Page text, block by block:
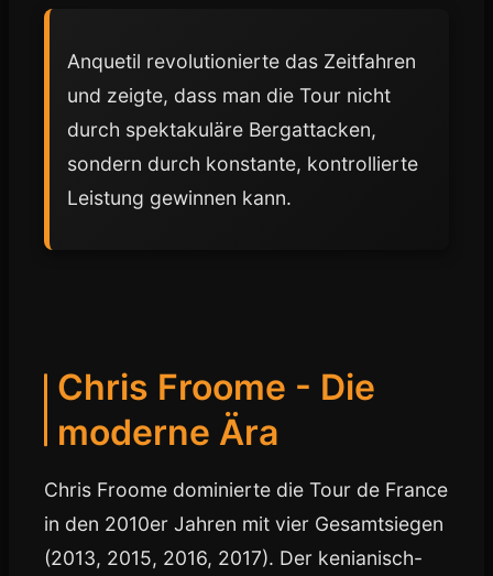
Anquetil revolutionierte das Zeitfahren
und zeigte, dass man die Tour nicht
durch spektakuläre Bergattacken,
sondern durch konstante, kontrollierte
Leistung gewinnen kann.
Chris Froome - Die
moderne Ära
Chris Froome dominierte die Tour de France
in den 2010er Jahren mit vier Gesamtsiegen
(2013, 2015, 2016, 2017). Der kenianisch-